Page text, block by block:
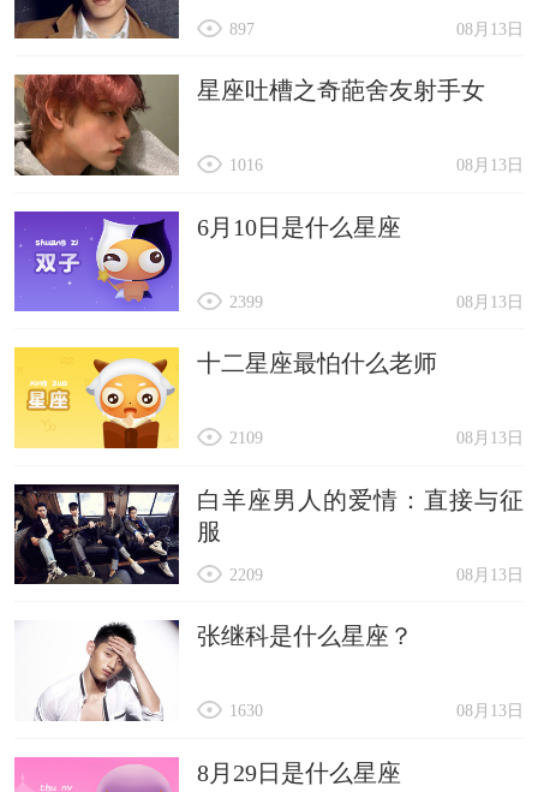
08月13日
897
星座吐槽之奇葩舍友射手女
08月13日
1016
6月10日是什么星座
08月13日
2399
十二星座最怕什么老师
08月13日
2109
白羊座男人的爱情：直接与征
服
08月13日
2209
张继科是什么星座？
08月13日
1630
8月29日是什么星座